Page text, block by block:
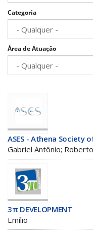
Categoria
Área de Atuação
ASES - Athena Society
Gabriel Antônio;
3π DEVELOPMENT
Emílio